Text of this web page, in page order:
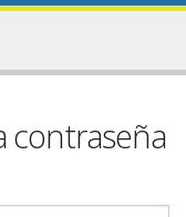
contraseña